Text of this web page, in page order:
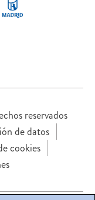
reservados
de datos
cookies